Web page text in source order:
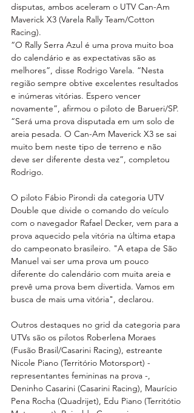
disputas, ambos aceleram o UTV Can-Am
Maverick X3 (Varela Rally Team/Cotton
Racing).
“O Rally Serra Azul é uma prova muito boa
do calendário e as expectativas são as
melhores”, disse Rodrigo Varela. “Nesta
região sempre obtive excelentes resultados
e inúmeras vitórias. Espero vencer
novamente”, afirmou o piloto de Barueri/SP.
“Será uma prova disputada em um solo de
areia pesada. O Can-Am Maverick X3 se sai
muito bem neste tipo de terreno e não
deve ser diferente desta vez”, completou
Rodrigo.
O piloto Fábio Pirondi da categoria UTV
Double que divide o comando do veículo
com o navegador Rafael Decker, vem para a
prova aquecido pela vitória na última etapa
do campeonato brasileiro. "A etapa de São
Manuel vai ser uma prova um pouco
diferente do calendário com muita areia e
prevê uma prova bem divertida. Vamos em
busca de mais uma vitória", declarou.
Outros destaques no grid da categoria para
UTVs são os pilotos Roberlena Moraes
(Fusão Brasil/Casarini Racing), estreante
Nicole Piano (Território Motorsport) -
representantes femininas na prova -,
Deninho Casarini (Casarini Racing), Maurício
Pena Rocha (Quadrijet), Edu Piano (Territótio